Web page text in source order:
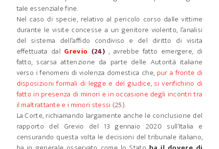
tale essenziale fine.
Nel caso di specie, relativo al pericolo corso dalle vittime
durante le visite concesse a un genitore violento, l’analisi
del sistema dell’affido condiviso e del diritto di visita
effettuata dal Grevio (24) , avrebbe fatto emergere, di
fatto, scarsa attenzione da parte delle Autorità italiane
verso i fenomeni di violenza domestica che, pur a fronte di
disposizioni formali di legge e del giudice, si verifichino di
fatto in presenza di minori e in occasione degli incontri tra
il maltrattante e i minori stessi (25).
La Corte, richiamando largamente anche le conclusione del
rapporto del Grevio del 13 gennaio 2020 sull’Italia e
censurando questa volta le decisioni del tribunale italiano,